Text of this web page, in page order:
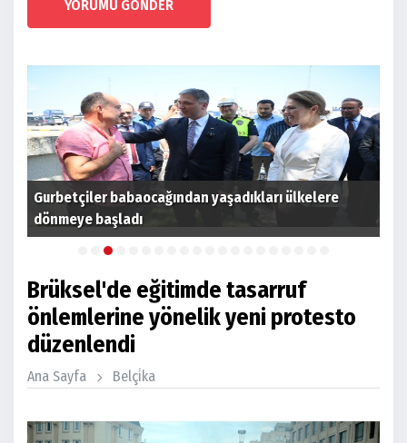
YORUMU GÖNDER
Gurbetçiler babaocağından yaşadıkları ülkelere
dönmeye başladı
Brüksel'de eğitimde tasarruf
önlemlerine yönelik yeni protesto
düzenlendi
Ana Sayfa Belçi̇ka